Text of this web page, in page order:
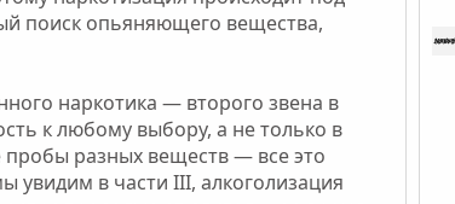
поиск опьяняющего вещества,
наркотика — второго звена в
к любому выбору, а не только в
пробы разных веществ — все это
увидим в части III, алкоголизация